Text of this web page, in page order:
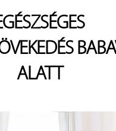
ALATT